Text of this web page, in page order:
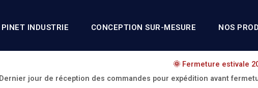
PINET INDUSTRIE CONCEPTION SUR-MESURE NOS
🌞 Fermeture estivale
Dernier jour de réception des commandes pour expédition avant